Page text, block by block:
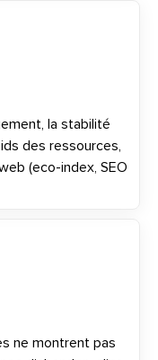
la stabilité
des ressources,
(eco-index, SEO
ne montrent pas